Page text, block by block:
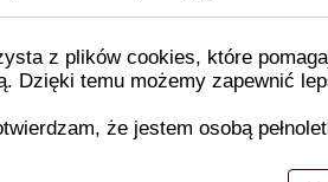
z plików cookies, które
Dzięki temu możemy zapewnić
że jestem osobą